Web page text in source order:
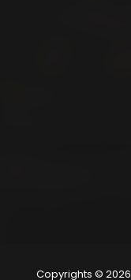
Copyrights © 2026